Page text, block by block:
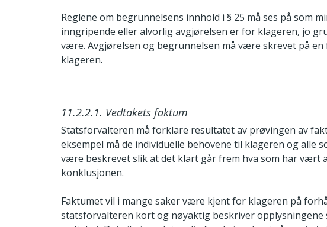
Reglene om begrunnelsens innhold i § 25 må ses på som
inngripende eller alvorlig avgjørelsen er for klageren, jo
være. Avgjørelsen og begrunnelsen må være skrevet på
klageren.
11.2.2.1. Vedtakets faktum
Statsforvalteren må forklare resultatet av prøvingen av
eksempel må de individuelle behovene til klageren og alle
være beskrevet slik at det klart går frem hva som har vært
konklusjonen.
Faktumet vil i mange saker være kjent for klageren på
statsforvalteren kort og nøyaktig beskriver